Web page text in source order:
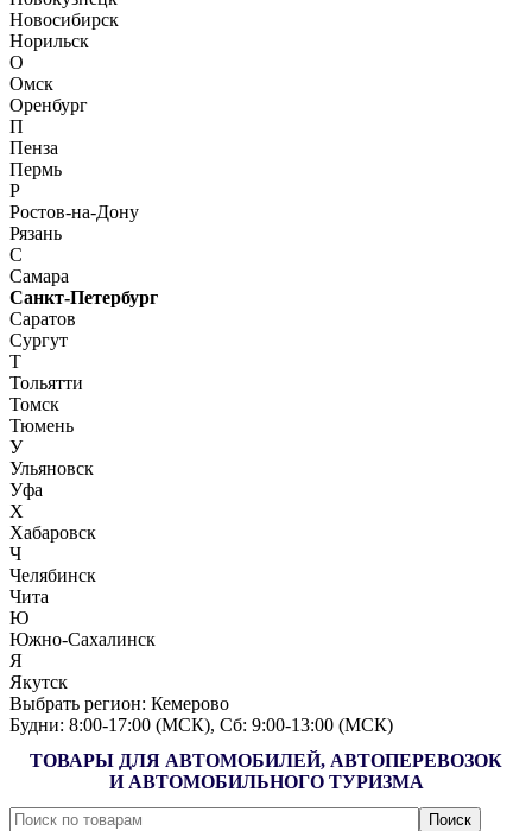
Новосибирск
Норильск
О
Омск
Оренбург
П
Пенза
Пермь
Р
Ростов-на-Дону
Рязань
С
Самара
Санкт-Петербург
Саратов
Сургут
Т
Тольятти
Томск
Тюмень
У
Ульяновск
Уфа
Х
Хабаровск
Ч
Челябинск
Чита
Ю
Южно-Сахалинск
Я
Якутск
Выбрать регион: Кемерово
Будни: 8:00‑17:00 (МСК), Сб: 9:00‑13:00 (МСК)
ТОВАРЫ ДЛЯ АВТОМОБИЛЕЙ, АВТОПЕРЕВОЗОК
И АВТОМОБИЛЬНОГО ТУРИЗМА